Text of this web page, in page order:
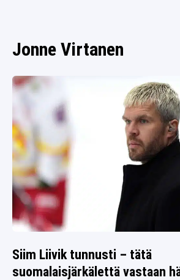
Jonne Virtanen
Siim Liivik tunnusti – tätä
suomalaisjärkälettä vastaan